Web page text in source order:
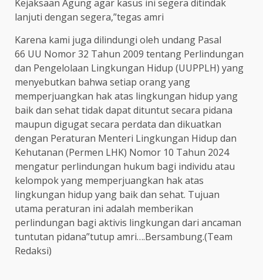
Kejaksaan Agung agar kasus ini segera ditindak
lanjuti dengan segera,”tegas amri
Karena kami juga dilindungi oleh undang Pasal
66 UU Nomor 32 Tahun 2009 tentang Perlindungan
dan Pengelolaan Lingkungan Hidup (UUPPLH) yang
menyebutkan bahwa setiap orang yang
memperjuangkan hak atas lingkungan hidup yang
baik dan sehat tidak dapat dituntut secara pidana
maupun digugat secara perdata dan dikuatkan
dengan Peraturan Menteri Lingkungan Hidup dan
Kehutanan (Permen LHK) Nomor 10 Tahun 2024
mengatur perlindungan hukum bagi individu atau
kelompok yang memperjuangkan hak atas
lingkungan hidup yang baik dan sehat. Tujuan
utama peraturan ini adalah memberikan
perlindungan bagi aktivis lingkungan dari ancaman
tuntutan pidana”tutup amri….Bersambung.(Team
Redaksi)